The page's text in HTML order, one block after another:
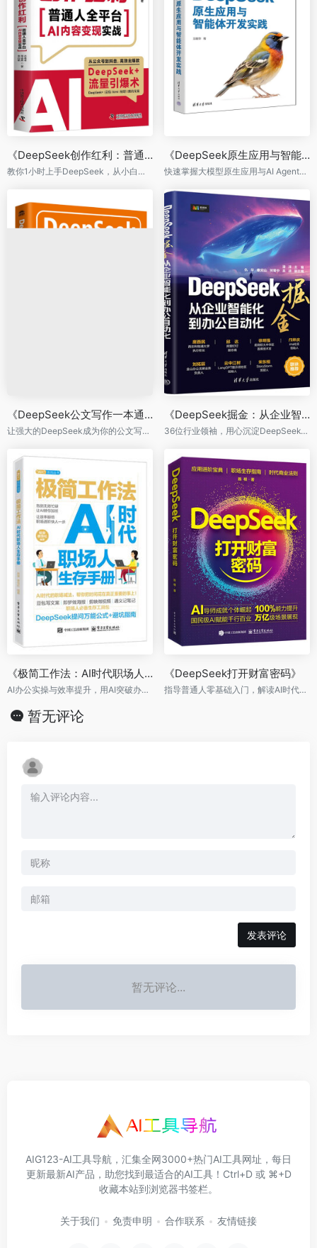
头注意力机制、混合精度计算等优化策略，帮助读者掌握
如何提供强大计算能力并降低计算成本，为后续应用开发
奠定坚实基础。
第二部分（第5 – 7章）：聚焦应用开发的实际操作。详细
介绍了如何在DeepSeek平台上构建智能开发工具，包括
编程智能助手的核心技术、代码生成、调试与优化等内
容。通过讲解自动代码补全、错误检测等功能，以及复杂
的调试技术与算法优化策略，帮助读者提升开发效率、优
化开发环境与工具链。这部分内容实用性强，将为从事应
用开发的技术人员提供直接的帮助和指导。
第三部分（第8 – 10章）：探讨各行业定制化应用 通过多
个行业案例，展示了大模型如何解决零售、制造等行业的
具体业务问题，提升智能化水平。内容包括数据构建、自
监督学习、模型优化等技术。同时，本书还详细介绍了如
何根据行业需求进行模型调整与部署，并通过对模型部署
的讲解，使读者掌握大模型在实际生产环境中的应用方
法。这部分内容将帮助读者拓宽视野，了解大模型在不同
《基于DeepSeek大模型的深度应用实践》最后一章对
DeepSeek – R1的关键技术进行了深入解析，以帮助读者
了解DeepSeek新版本的技术原理，并在实践中运用这些
知识。
《基于DeepSeek大模型的深度应用实践》理论兼备实
践，涵盖从DeepSeek-V3到R1的完整技术路径，适合大模
型和AI研发人员、高校师生以及企业工程师和行业从业
者，也可作为培训机构和高校相关课程的教材或参考书。
作者简介
韩晓晨
博士，长期从事高性能计算与大模型训练算力优化研究。
近十年来，专注于智能计算架构优化及大规模数据处理，
型训练加速、算力调度与异构计算优化，致力于提升计算
效率与资源利用率，推动大规模人工智能模型的高效部署
《DeepSeek创作红利：普通人全平台AI内容变现实战》